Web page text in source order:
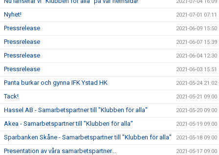
Nyhet! 2021-07-01 07:11
Pressrelease 2021-06-09 15:50
Pressrelease 2021-06-07 15:39
Pressrelease 2021-06-04 12:30
Pressrelease 2021-06-03 15:51
Panta burkar och gynna IFK Ystad HK 2021-05-24 21:02
Tack! 2021-05-21 09:00
Hassel AB - Samarbetspartner till "Klubben för alla" 2021-05-20 09:00
Akea - Samarbetspartner till "Klubben för alla" 2021-05-19 09:00
Sparbanken Skåne - Samarbetspartner till "Klubben för alla" 2021-05-18 09:00
Presentation av våra samarbetspartner... 2021-05-17 09:00